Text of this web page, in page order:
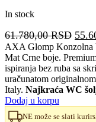
In stock
61.780,00RSD
cena
je
bila:
AXA Glomp Konzolna
Mat Crne boje.
ispiranja bez ruba sa
uračunatom
Italy. Najkraća WC
Dodaj u korpu
NE može se slati